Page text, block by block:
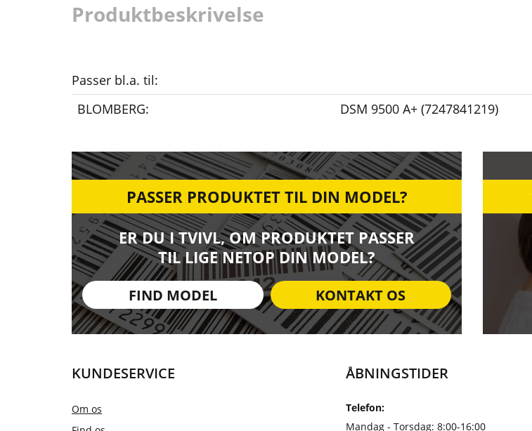
Produktbeskrivelse
Passer bl.a. til:
BLOMBERG:
DSM 9500 A+ (7247841219)
PASSER PRODUKTET TIL DIN MODEL?
ER DU I TVIVL, OM PRODUKTET PASSER
TIL LIGE NETOP DIN MODEL?
FIND MODEL KONTAKT OS
KUNDESERVICE
Om os
ÅBNINGSTIDER
Telefon:
Mandag - Torsdag: 8:00-16:00